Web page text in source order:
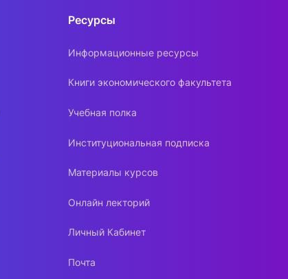
Ресурсы
Информационные ресурсы
Книги экономического факультета
Учебная полка
Институциональная подписка
Материалы курсов
Онлайн лекторий
Личный Кабинет
Почта